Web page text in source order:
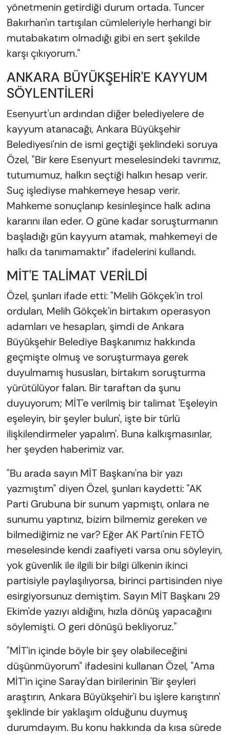
yönetmenin getirdiği durum ortada. Tuncer
Bakırhan'ın tartışılan cümleleriyle herhangi bir
mutabakatım olmadığı gibi en sert şekilde
karşı çıkıyorum."
ANKARA BÜYÜKŞEHİR'E KAYYUM
SÖYLENTİLERİ
Esenyurt'un ardından diğer belediyelere de
kayyum atanacağı, Ankara Büyükşehir
Belediyesi'nin de ismi geçtiği şeklindeki soruya
Özel, "Bir kere Esenyurt meselesindeki tavrımız,
tutumumuz, halkın seçtiği halkın hesap verir.
Suç işlediyse mahkemeye hesap verir.
Mahkeme sonuçlanıp kesinleşince halk adına
kararını ilan eder. O güne kadar soruşturmanın
başladığı gün kayyum atamak, mahkemeyi de
halkı da tanımamaktır" ifadelerini kullandı.
MİT'E TALİMAT VERİLDİ
Özel, şunları ifade etti: "Melih Gökçek'in trol
orduları, Melih Gökçek'in birtakım operasyon
adamları ve hesapları, şimdi de Ankara
Büyükşehir Belediye Başkanımız hakkında
geçmişte olmuş ve soruşturmaya gerek
duyulmamış hususları, birtakım soruşturma
yürütülüyor falan. Bir taraftan da şunu
duyuyorum; MİT'e verilmiş bir talimat 'Eşeleyin
eşeleyin, bir şeyler bulun', işte bir türlü
ilişkilendirmeler yapalım'. Buna kalkışmasınlar,
her şeyden haberimiz var.
"Bu arada sayın MİT Başkanı'na bir yazı
yazmıştım" diyen Özel, şunları kaydetti: "AK
Parti Grubuna bir sunum yapmıştı, onlara ne
sunumu yaptınız, bizim bilmemiz gereken ve
bilmediğimiz ne var? Eğer AK Parti'nin FETÖ
meselesinde kendi zaafiyeti varsa onu söyleyin,
yok güvenlik ile ilgili bir bilgi ülkenin ikinci
partisiyle paylaşılıyorsa, birinci partisinden niye
esirgiyorsunuz demiştim. Sayın MİT Başkanı 29
Ekim'de yazıyı aldığını, hızla dönüş yapacağını
söylemişti. O geri dönüşü bekliyoruz."
"MİT'in içinde böyle bir şey olabileceğini
düşünmüyorum" ifadesini kullanan Özel, "Ama
MİT'in içine Saray'dan birilerinin 'Bir şeyleri
araştırın, Ankara Büyükşehir'i bu işlere karıştırın'
şeklinde bir yaklaşım olduğunu duymuş
durumdayım. Bu konu hakkında da kısa sürede